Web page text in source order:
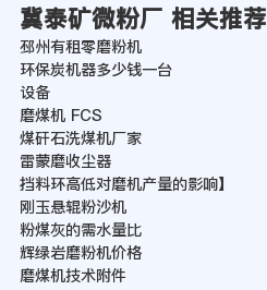
冀泰矿微粉厂 相关推荐
邳州有租零磨粉机
环保炭机器多少钱一台
设备
磨煤机 FCS
煤矸石洗煤机厂家
雷蒙磨收尘器
挡料环高低对磨机产量的影响】
刚玉悬辊粉沙机
粉煤灰的需水量比
辉绿岩磨粉机价格
磨煤机技术附件